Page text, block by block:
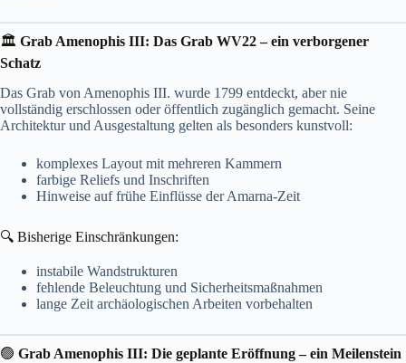
🏛️ Grab Amenophis III: Das Grab WV22 – ein verborgener
Schatz
Das Grab von Amenophis III. wurde 1799 entdeckt, aber nie
vollständig erschlossen oder öffentlich zugänglich gemacht. Seine
Architektur und Ausgestaltung gelten als besonders kunstvoll:
komplexes Layout mit mehreren Kammern
farbige Reliefs und Inschriften
Hinweise auf frühe Einflüsse der Amarna-Zeit
🔍 Bisherige Einschränkungen:
instabile Wandstrukturen
fehlende Beleuchtung und Sicherheitsmaßnahmen
lange Zeit archäologischen Arbeiten vorbehalten
🟢 Grab Amenophis III: Die geplante Eröffnung – ein Meilenstein